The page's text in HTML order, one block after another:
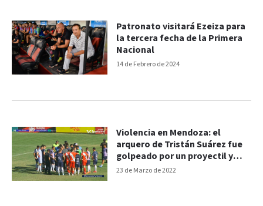
14 de Febrero de 2024
Patronato visitará Ezeiza para
la tercera fecha de la Primera
Nacional
23 de Marzo de 2022
Violencia en Mendoza: el
arquero de Tristán Suárez fue
golpeado por un proyectil y
suspendieron el partido